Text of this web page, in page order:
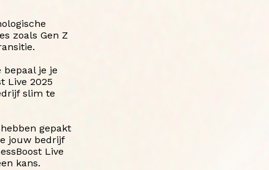
zoals Gen Z
je je
Live 2025
slim te
gepakt
jouw bedrijf
Live
kans.